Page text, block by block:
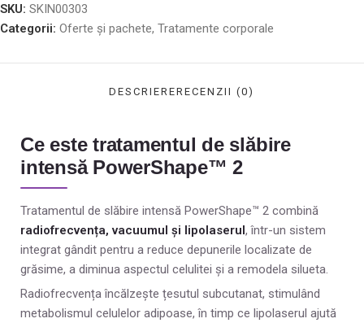
SKU: SKIN00303
Categorii: Oferte și pachete, Tratamente corporale
DESCRIERERECENZII (0)
Ce este tratamentul de slăbire
intensă PowerShape™ 2
Tratamentul de slăbire intensă PowerShape™ 2 combină
radiofrecvența, vacuumul și lipolaserul, într-un sistem
integrat gândit pentru a reduce depunerile localizate de
grăsime, a diminua aspectul celulitei și a remodela silueta.
Radiofrecvența încălzește țesutul subcutanat, stimulând
metabolismul celulelor adipoase, în timp ce lipolaserul ajută